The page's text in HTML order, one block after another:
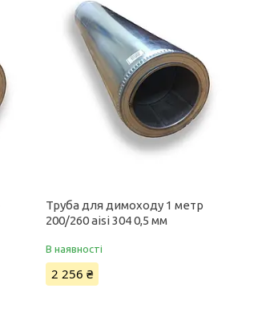
Труба для димоходу 1 метр
200/260 aisi 304 0,5 мм
В наявності
2 256 ₴